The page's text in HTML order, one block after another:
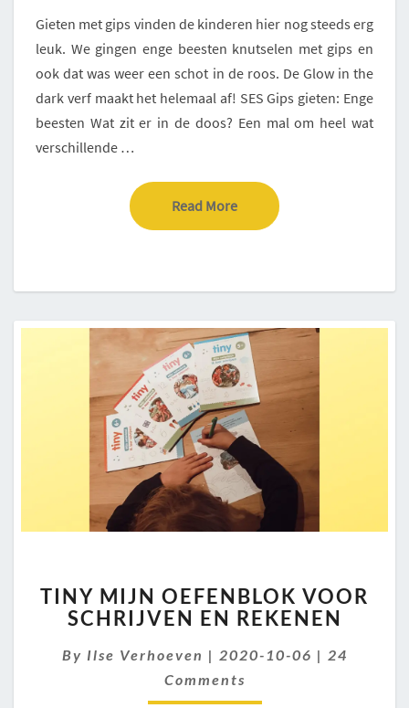
VERF
Gieten met gips vinden de kinderen hier nog steeds erg
leuk. We gingen enge beesten knutselen met gips en
ook dat was weer een schot in de roos. De Glow in the
dark verf maakt het helemaal af! SES Gips gieten: Enge
beesten Wat zit er in de doos? Een mal om heel wat
verschillende …
Read MoreRead More
MIJN
OEFENBLOK
SCHRIJVEN
EN
REKENEN
TINY MIJN OEFENBLOK VOOR
SCHRIJVEN EN REKENEN
By Ilse Verhoeven | 2020-10-06 | Comments
24
Comments